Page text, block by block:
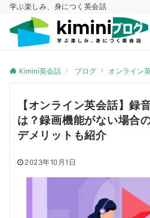
学ぶ楽しみ、身につく英会話
Kimini英会話 ブログ オンライン
【オンライン英会話】録
は？録画機能がない場合
デメリットも紹介
2023年10月1日